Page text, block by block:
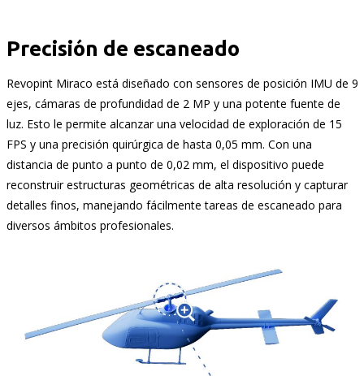
Precisión de escaneado
Revopint Miraco está diseñado con sensores de posición IMU de 9
ejes, cámaras de profundidad de 2 MP y una potente fuente de
luz. Esto le permite alcanzar una velocidad de exploración de 15
FPS y una precisión quirúrgica de hasta 0,05 mm. Con una
distancia de punto a punto de 0,02 mm, el dispositivo puede
reconstruir estructuras geométricas de alta resolución y capturar
detalles finos, manejando fácilmente tareas de escaneado para
diversos ámbitos profesionales.